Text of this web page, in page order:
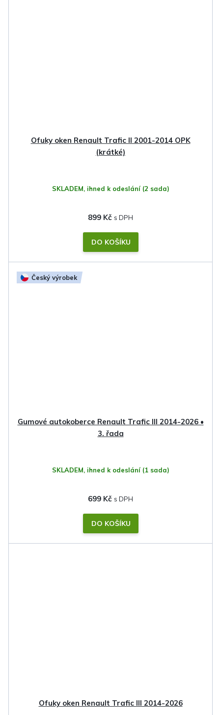
Ofuky oken Renault Trafic II 2001-2014 OPK
(krátké)
SKLADEM, ihned k odeslání (2 sada)
899 Kč
DO KOŠÍKU
Český výrobek
Gumové autokoberce Renault Trafic III 2014-2026 •
3. řada
SKLADEM, ihned k odeslání (1 sada)
699 Kč
DO KOŠÍKU
Ofuky oken Renault Trafic III 2014-2026